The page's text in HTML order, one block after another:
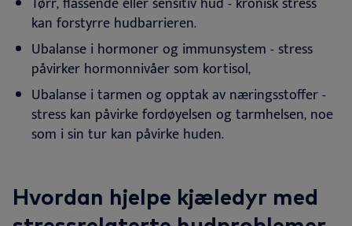
kan forstyrre hudbarrieren.
Ubalanse i hormoner og immunsystem - stress
påvirker hormonnivåer som kortisol,
Ubalanse i tarmen og opptak av næringsstoffer -
stress kan påvirke fordøyelsen og tarmhelsen, noe
som i sin tur kan påvirke huden.
Hvordan hjelpe kjæledyr med